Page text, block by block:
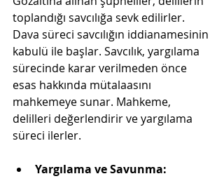
toplandığı savcılığa sevk edilirler.
Dava süreci savcılığın iddianamesinin
kabulü ile başlar. Savcılık, yargılama
sürecinde karar verilmeden önce
esas hakkında mütalaasını
mahkemeye sunar. Mahkeme,
delilleri değerlendirir ve yargılama
süreci ilerler.
Yargılama ve Savunma: